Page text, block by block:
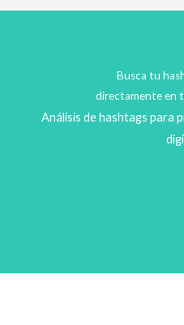
Busca tu
directamente en
Análisis de hashtags para